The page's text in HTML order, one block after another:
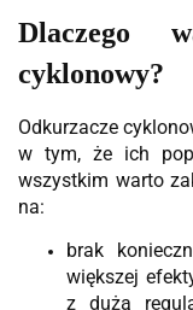
Dlaczego
cyklonowy?
Odkurzacze
w tym, że ich
wszystkim warto
na:
brak
większej
z dużą